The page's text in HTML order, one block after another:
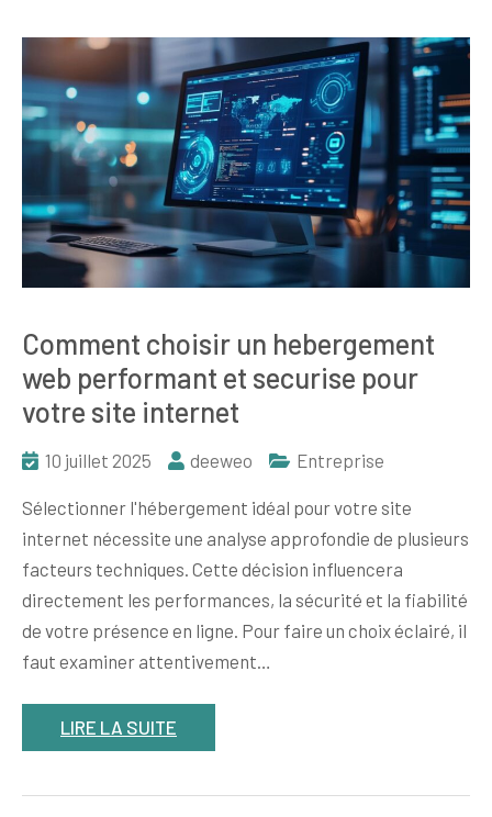
Comment choisir un hebergement
web performant et securise pour
votre site internet
10 juillet 2025 deeweo Entreprise
Sélectionner l'hébergement idéal pour votre site
internet nécessite une analyse approfondie de plusieurs
facteurs techniques. Cette décision influencera
directement les performances, la sécurité et la fiabilité
de votre présence en ligne. Pour faire un choix éclairé, il
faut examiner attentivement…
LIRE LA SUITE